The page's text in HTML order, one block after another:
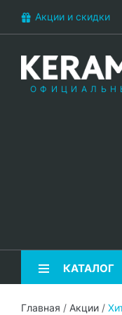
Акции и скидки
КАТАЛОГ
Главная / Акции /